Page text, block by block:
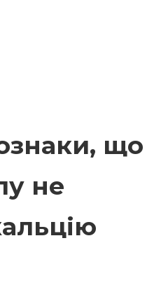
що
не